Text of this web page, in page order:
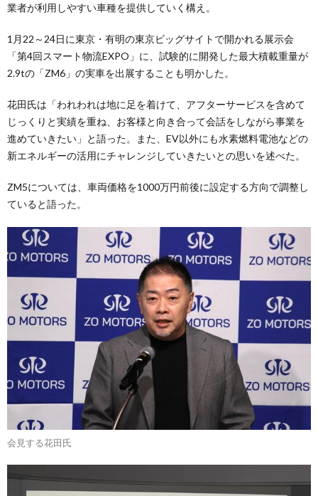
業者が利用しやすい車種を提供していく構え。
1月22～24日に東京・有明の東京ビッグサイトで開かれる展示会
「第4回スマート物流EXPO」に、試験的に開発した最大積載重量が
2.9tの「ZM6」の実車を出展することも明かした。
花田氏は「われわれは地に足を着けて、アフターサービスを含めて
じっくりと実績を重ね、お客様と向き合って会話をしながら事業を
進めていきたい」と語った。また、EV以外にも水素燃料電池などの
新エネルギーの活用にチャレンジしていきたいとの思いを述べた。
ZM5については、車両価格を1000万円前後に設定する方向で調整し
ていると語った。
会見する花田氏